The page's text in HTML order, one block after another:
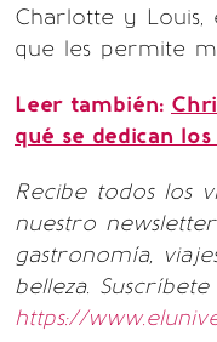
Charlotte y Louis,
que les permite
Leer también:
qué se dedican
Recibe todos los
nuestro
gastronomía,
belleza. Suscríbete
https://